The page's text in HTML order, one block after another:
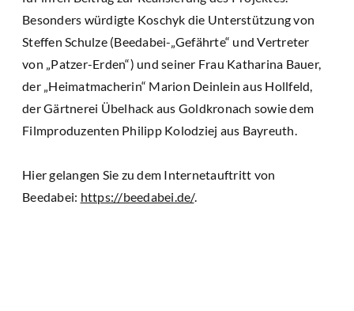
Besonders würdigte Koschyk die Unterstützung von
Steffen Schulze (Beedabei-„Gefährte“ und Vertreter
von „Patzer-Erden“) und seiner Frau Katharina Bauer,
der „Heimatmacherin“ Marion Deinlein aus Hollfeld,
der Gärtnerei Übelhack aus Goldkronach sowie dem
Filmproduzenten Philipp Kolodziej aus Bayreuth.
Hier gelangen Sie zu dem Internetauftritt von
Beedabei: https://beedabei.de/.